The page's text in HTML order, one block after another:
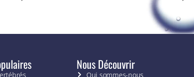
Nous Découvrir
Qui sommes-nous